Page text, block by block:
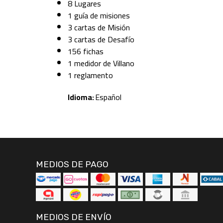
8 Lugares
1 guía de misiones
3 cartas de Misión
3 cartas de Desafío
156 fichas
1 medidor de Villano
1 reglamento
Idioma:Español
MEDIOS DE PAGO
MEDIOS DE ENVÍO